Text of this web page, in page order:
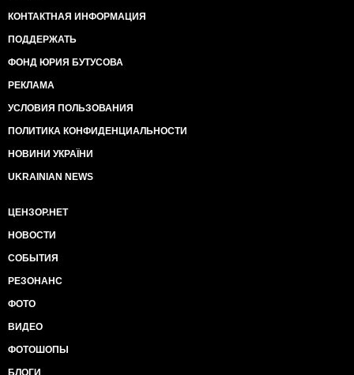
КОНТАКТНАЯ ИНФОРМАЦИЯ
ПОДДЕРЖАТЬ
ФОНД ЮРИЯ БУТУСОВА
РЕКЛАМА
УСЛОВИЯ ПОЛЬЗОВАНИЯ
ПОЛИТИКА КОНФИДЕНЦИАЛЬНОСТИ
НОВИНИ УКРАЇНИ
UKRAINIAN NEWS
ЦЕНЗОР.НЕТ
НОВОСТИ
СОБЫТИЯ
РЕЗОНАНС
ФОТО
ВИДЕО
ФОТОШОПЫ
БЛОГИ